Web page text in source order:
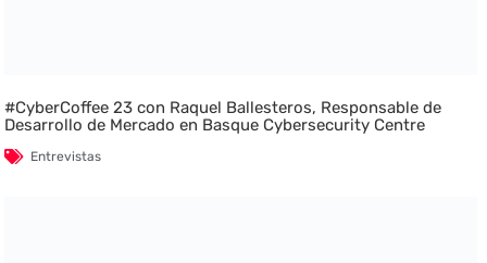
#CyberCoffee 23 con Raquel Ballesteros, Responsable de
Desarrollo de Mercado en Basque Cybersecurity Centre
Entrevistas